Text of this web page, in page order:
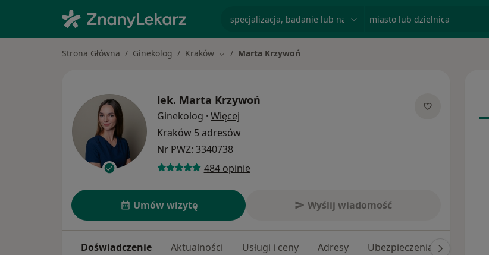
Strona Główna Ginekolog Kraków Zmień miasto
Marta Krzywoń
lek. Marta Krzywoń
Ginekolog · Więcej
Kraków 5 adresów
Nr PWZ: 3340738
484 opinie
Umów wizytę Wyślij wiadomość
Doświadczenie Aktualności Usługi i ceny Adresy Ubezpieczenia